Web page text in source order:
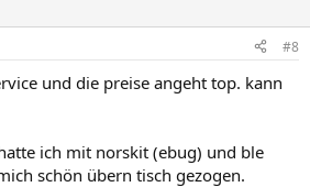
#8
und die preise angeht top. kann
ich mit norskit (ebug) und ble
schön übern tisch gezogen.